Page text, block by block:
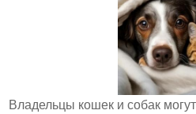
Владельцы кошек и собак